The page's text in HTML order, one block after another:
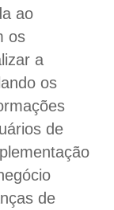
ao
os
a
os
de
de